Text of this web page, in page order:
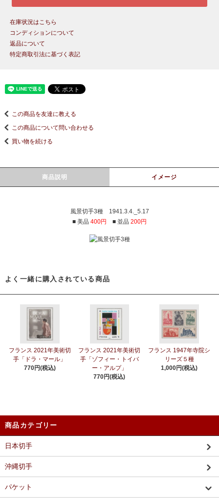
在庫状況はこちら
コンディションについて
返品について
特定商取引法に基づく表記
この商品を友達に教える
この商品について問い合わせる
買い物を続ける
商品説明 イメージ
風景切手3種 1941.3.4._5.17
■ 美品 400円 ■ 並品 200円
よく一緒に購入されている商品
フランス 2021年美術切
手「ドラ・マール」
770円(税込)
フランス 2021年美術切
手「ゾフィー・トイバ
ー・アルプ」
770円(税込)
フランス 1947年寺院シ
リーズ５種
1,000円(税込)
商品カテゴリー
日本切手
沖縄切手
パケット